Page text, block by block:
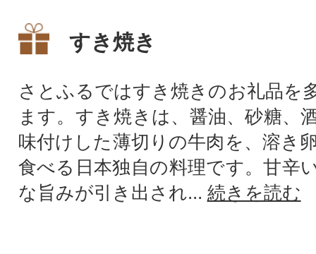
すき焼き
さとふるではすき焼きのお礼品を
ます。すき焼きは、醤油、砂糖、
味付けした薄切りの牛肉を、溶き
食べる日本独自の料理です。甘辛
な旨みが引き出され... 続きを読む